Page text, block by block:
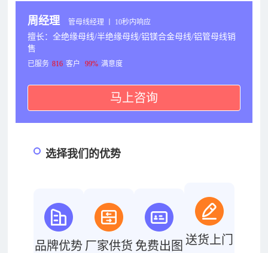
周经理 管母线经理 丨 10秒内响应
擅长：全绝缘母线/半绝缘母线/铝镁合金母线/铝管母线销
售
已服务 816 客户 99% 满意度
马上咨询
选择我们的优势
品牌优势 厂家供货 免费出图 送货上门